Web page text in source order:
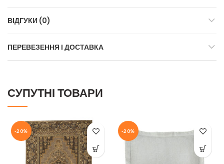
ВІДГУКИ (0)
ПЕРЕВЕЗЕННЯ І ДОСТАВКА
СУПУТНІ ТОВАРИ
-20% -20%